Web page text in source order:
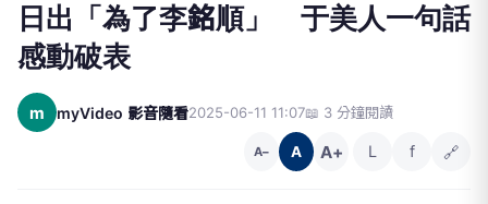
日出「為了李銘順」 于美人一句話
感動破表
m myVideo 影音隨看2025-06-11 11:07📖 3 分鐘閱讀
A− A A+ L f 🔗